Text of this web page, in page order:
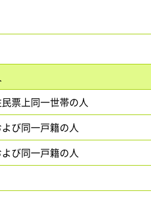
票上同一世帯の人
び同一戸籍の人
び同一戸籍の人